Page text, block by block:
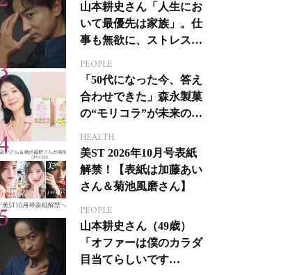
山本耕史さん「人生にお
いて最優先は家族」。仕
事も無欲に、ストレスを
PEOPLE
「50代になった今、答え
合わせできた」森永製菓
の“モリコラ”が未来のキ
HEALTH
美ST 2026年10月号表紙
解禁！【表紙は加藤あい
さん＆菊池風磨さん】
PEOPLE
山本耕史さん（49歳）
「オファーは僕のカラダ
目当てらしいです